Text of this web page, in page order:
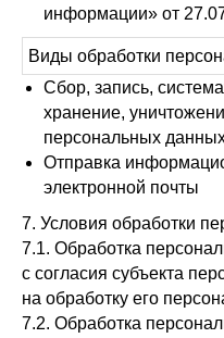
информации» от
Виды обработки
Сбор, запись,
хранение,
персональных
Отправка
электронной почты
7. Условия обработки
7.1. Обработка
с согласия субъекта
на обработку его
7.2. Обработка